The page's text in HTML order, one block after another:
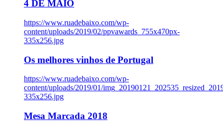
4 DE MAIO
https://www.ruadebaixo.com/wp-
content/uploads/2019/02/ppvawards_755x470px-
335x256.jpg
Os melhores vinhos de Portugal
https://www.ruadebaixo.com/wp-
content/uploads/2019/01/
335x256.jpg
Mesa Marcada 2018